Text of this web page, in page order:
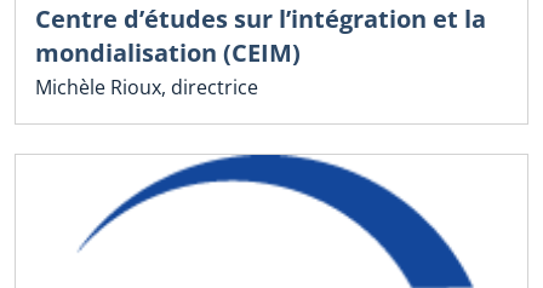
Centre d’études sur l’intégration et la
mondialisation (CEIM)
Michèle Rioux, directrice